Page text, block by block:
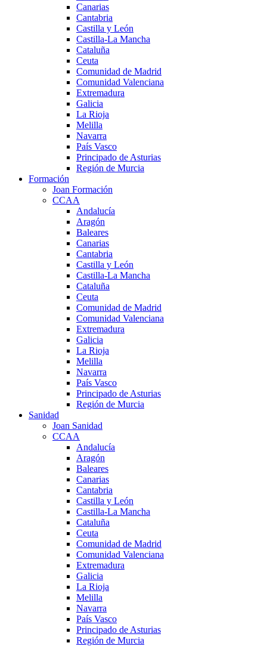
Canarias
Cantabria
Castilla y León
Castilla-La Mancha
Cataluña
Ceuta
Comunidad de Madrid
Comunidad Valenciana
Extremadura
Galicia
La Rioja
Melilla
Navarra
País Vasco
Principado de Asturias
Región de Murcia
Formación
Joan Formación
CCAA
Andalucía
Aragón
Baleares
Canarias
Cantabria
Castilla y León
Castilla-La Mancha
Cataluña
Ceuta
Comunidad de Madrid
Comunidad Valenciana
Extremadura
Galicia
La Rioja
Melilla
Navarra
País Vasco
Principado de Asturias
Región de Murcia
Sanidad
Joan Sanidad
CCAA
Andalucía
Aragón
Baleares
Canarias
Cantabria
Castilla y León
Castilla-La Mancha
Cataluña
Ceuta
Comunidad de Madrid
Comunidad Valenciana
Extremadura
Galicia
La Rioja
Melilla
Navarra
País Vasco
Principado de Asturias
Región de Murcia